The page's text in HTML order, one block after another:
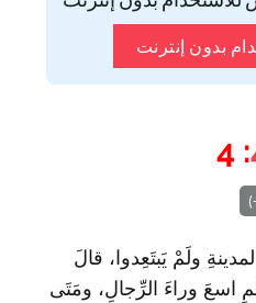
بدون إنترنت
: 4
ولَمْ يَبتَعِدوا، قالَ
وراءَ الرِّجالِ، ومَتَى